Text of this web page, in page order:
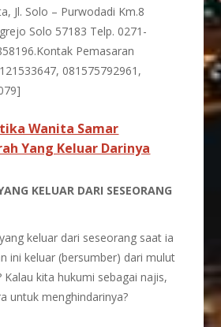
Jl. Solo – Purwodadi Km.8
Solo 57183 Telp. 0271-
Pemasaran
081575792961,
Wanita Samar
Yang Keluar Darinya
KELUAR DARI SESEORANG
keluar dari seseorang saat ia
ini keluar (bersumber) dari mulut
Kalau kita hukumi sebagai najis,
untuk menghindarinya?